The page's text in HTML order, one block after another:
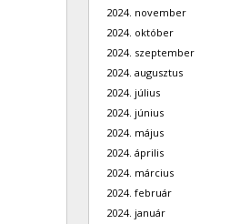
2024. november
2024. október
2024. szeptember
2024. augusztus
2024. július
2024. június
2024. május
2024. április
2024. március
2024. február
2024. január